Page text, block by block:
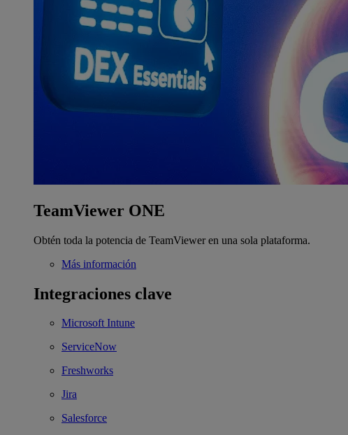
TeamViewer ONE
Obtén toda la potencia de TeamViewer en una sola plataforma.
Más información
Integraciones clave
Microsoft Intune
ServiceNow
Freshworks
Jira
Salesforce